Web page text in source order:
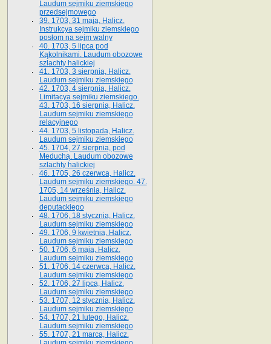
Laudum sejmiku ziemskiego
przedsejmowego
39. 1703, 31 maja, Halicz.
Instrukcya sejmiku ziemskiego
posłom na sejm walny
40. 1703, 5 lipca pod
Kąkolnikami. Laudum obozowe
szlachty halickiej
41­. 1703, 3 sierpnia, Halicz.
Laudum sejmiku ziemskiego
42. 1703, 4 sierpnia, Halicz.
Limitacya sejmiku ziemskiego.
43. 1703, 16 sierpnia, Halicz.
Laudum sejmiku ziemskiego
relacyjnego
44. 1703, 5 listopada, Halicz.
Laudum sejmiku ziemskiego
45. 1704, 27 sierpnia, pod
Meduchą. Laudum obozowe
szlachty halickiej
46. 1705, 26 czerwca, Halicz.
Laudum sejmiku ziemskiego. 47.
1705, 14 września, Halicz.
Laudum sejmiku ziemskiego
deputackiego
48. 1706, 18 stycznia, Halicz.
Laudum sejmiku ziemskiego
49. 1706, 9 kwietnia, Halicz.
Laudum sejmiku ziemskiego
50. 1706, 6 maja, Halicz.
Laudum sejmiku ziemskiego
51. 1706, 14 czerwca, Halicz.
Laudum sejmiku ziemskiego
52. 1706, 27 lipca, Halicz.
Laudum sejmiku ziemskiego
53. 1707, 12 stycznia, Halicz.
Laudum sejmiku ziemskiego
54. 1707, 21 lutego, Halicz.
Laudum sejmiku ziemskiego
55. 1707, 21 marca, Halicz.